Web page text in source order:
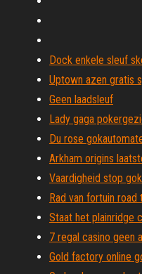
Dock enkele sleuf
Uptown azen gratis
Geen laadsleuf
Lady gaga
Du rose
Arkham origins
Vaardigheid stop
Rad van fortuin road
Staat het plainridge
7 regal casino geen
Gold factory online